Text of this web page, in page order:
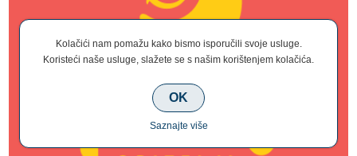
Kolačići nam pomažu kako bismo isporučili svoje usluge.
Koristeći naše usluge, slažete se s našim korištenjem kolačića.
OK
Saznajte više